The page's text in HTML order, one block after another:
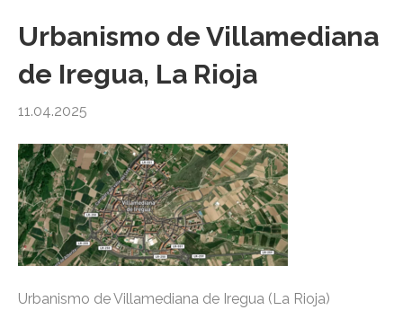
Urbanismo de Villamediana
de Iregua, La Rioja
11.04.2025
Urbanismo de Villamediana de Iregua (La Rioja)